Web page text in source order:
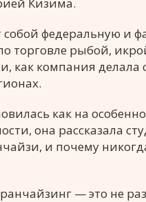
собой федеральную и
торговле рыбой,
как компания
как на
она рассказала
и почему
— это не